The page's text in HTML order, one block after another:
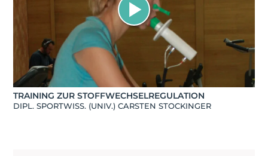
TRAINING ZUR STOFFWECHSELREGULATION
DIPL. SPORTWISS. (UNIV.) CARSTEN STOCKINGER